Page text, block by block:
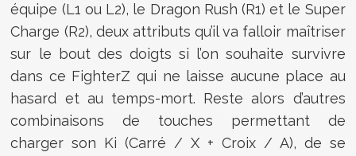
équipe (L1 ou L2), le Dragon Rush (R1) et le Super
Charge (R2), deux attributs qu’il va falloir maîtriser
sur le bout des doigts si l’on souhaite survivre
dans ce FighterZ qui ne laisse aucune place au
hasard et au temps-mort. Reste alors d’autres
combinaisons de touches permettant de
charger son Ki (Carré / X + Croix / A), de se